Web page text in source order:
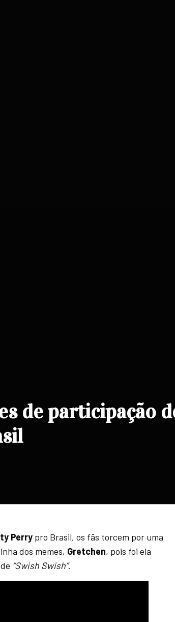
de participação
Perrypro Brasil, os fãs torcem por uma
dos memes, Gretchen, pois foi ela
“Swish Swish”.